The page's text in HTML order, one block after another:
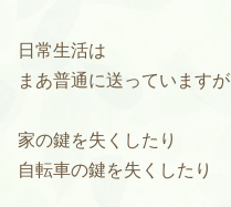
日常生活は
まあ普通に送っていますが
家の鍵を失くしたり
自転車の鍵を失くしたり